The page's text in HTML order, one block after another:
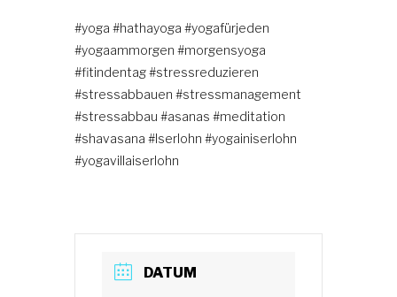
#yoga #hathayoga #yogafürjeden
#yogaammorgen #morgensyoga
#fitindentag#stressreduzieren
#stressabbauen #stressmanagement
#stressabbau #asanas #meditation
#shavasana #Iserlohn #yogainiserlohn
#yogavillaiserlohn
DATUM